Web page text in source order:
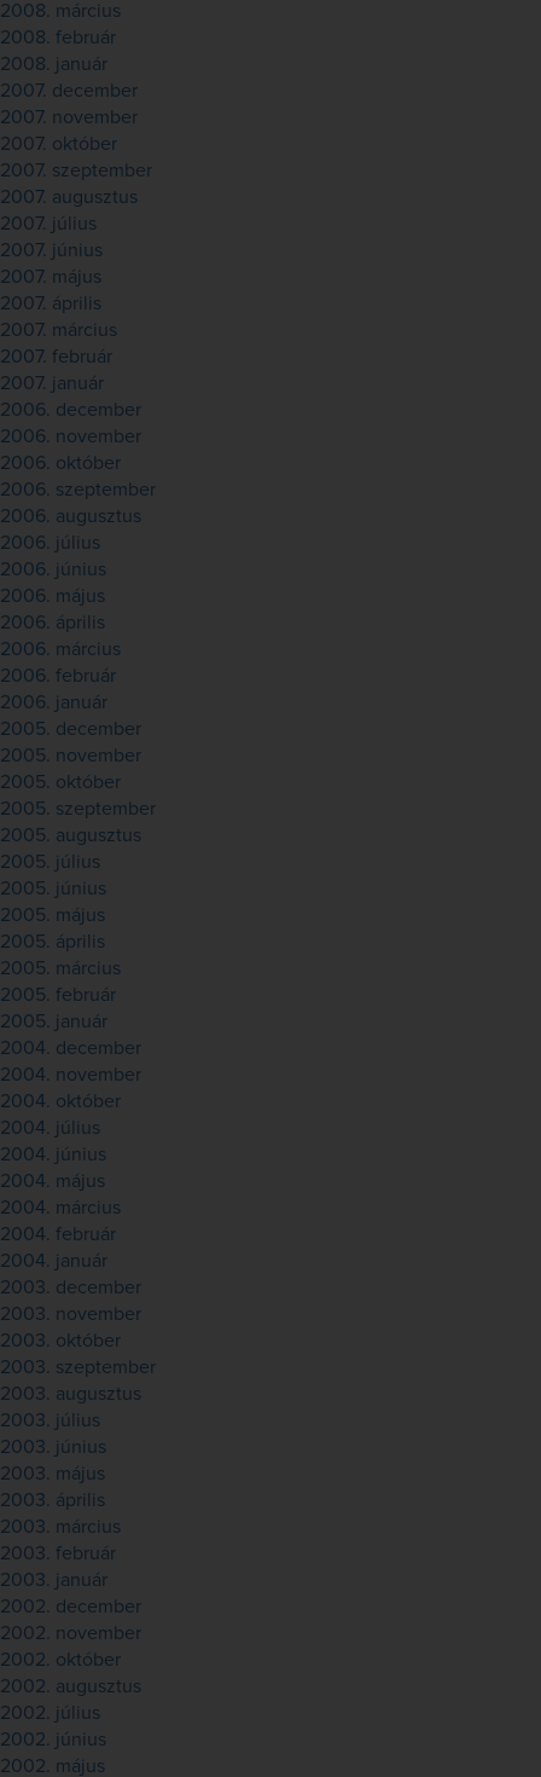
2008. március
2008. február
2008. január
2007. december
2007. november
2007. október
2007. szeptember
2007. augusztus
2007. július
2007. június
2007. május
2007. április
2007. március
2007. február
2007. január
2006. december
2006. november
2006. október
2006. szeptember
2006. augusztus
2006. július
2006. június
2006. május
2006. április
2006. március
2006. február
2006. január
2005. december
2005. november
2005. október
2005. szeptember
2005. augusztus
2005. július
2005. június
2005. május
2005. április
2005. március
2005. február
2005. január
2004. december
2004. november
2004. október
2004. július
2004. június
2004. május
2004. március
2004. február
2004. január
2003. december
2003. november
2003. október
2003. szeptember
2003. augusztus
2003. július
2003. június
2003. május
2003. április
2003. március
2003. február
2003. január
2002. december
2002. november
2002. október
2002. augusztus
2002. július
2002. június
2002. május